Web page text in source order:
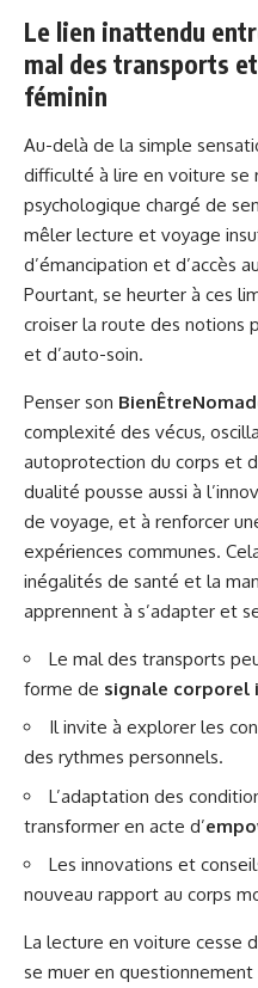
Le lien inattendu
mal des transports
féminin
Au-delà de la simple
difficulté à lire en voiture se
psychologique chargé de
mêler lecture et voyage
d’émancipation et d’accès
Pourtant, se heurter à ces
croiser la route des notions
et d’auto-soin.
Penser son
complexité des vécus,
autoprotection du corps et
dualité pousse aussi à
de voyage, et à renforcer
expériences communes.
inégalités de santé et la
apprennent à s’adapter et
Le mal des transports
forme de signale corporel
Il invite à explorer les
des rythmes personnels.
L’adaptation des
transformer en acte d’
Les innovations et
nouveau rapport au corps
La lecture en voiture cesse
se muer en